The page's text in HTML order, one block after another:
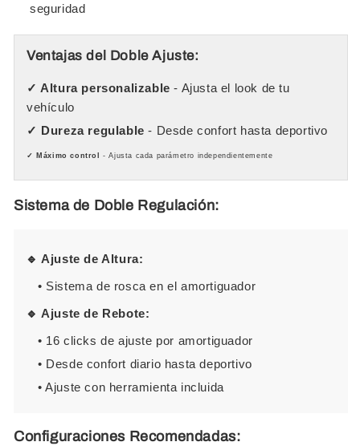
seguridad
Ventajas del Doble Ajuste:
✓ Altura personalizable - Ajusta el look de tu
vehículo
✓ Dureza regulable - Desde confort hasta deportivo
✓ Máximo control - Ajusta cada parámetro independientemente
Sistema de Doble Regulación:
🔹 Ajuste de Altura:
• Sistema de rosca en el amortiguador
🔹 Ajuste de Rebote:
• 16 clicks de ajuste por amortiguador
• Desde confort diario hasta deportivo
• Ajuste con herramienta incluida
Configuraciones Recomendadas: